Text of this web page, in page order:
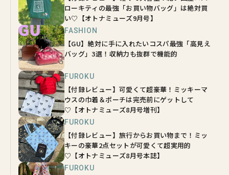
ローキティの最強「お買い物バッグ」は絶対買
い♡【オトナミューズ9月号】
FASHION
【GU】絶対に手に入れたいコスパ最強「高見え
バッグ」3選！収納力も抜群で機能的
FUROKU
【付録レビュー】可愛くて超豪華！ミッキーマ
ウスの巾着＆ポーチは完売前にゲットして
♡【オトナミューズ8月号増刊】
FUROKU
【付録レビュー】旅行からお買い物まで！ミッ
キーの豪華2点セットが可愛くて超実用的
♡【オトナミューズ8月号本誌】
FUROKU